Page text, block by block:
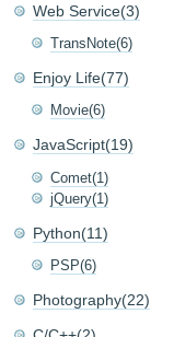
Web Service(3)
TransNote(6)
Enjoy Life(77)
Movie(6)
JavaScript(19)
Comet(1)
jQuery(1)
Python(11)
PSP(6)
Photography(22)